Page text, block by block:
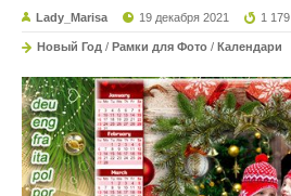
Lady_Marisa 19 декабря 2021 1 179
Новый Год / Рамки для Фото / Календари